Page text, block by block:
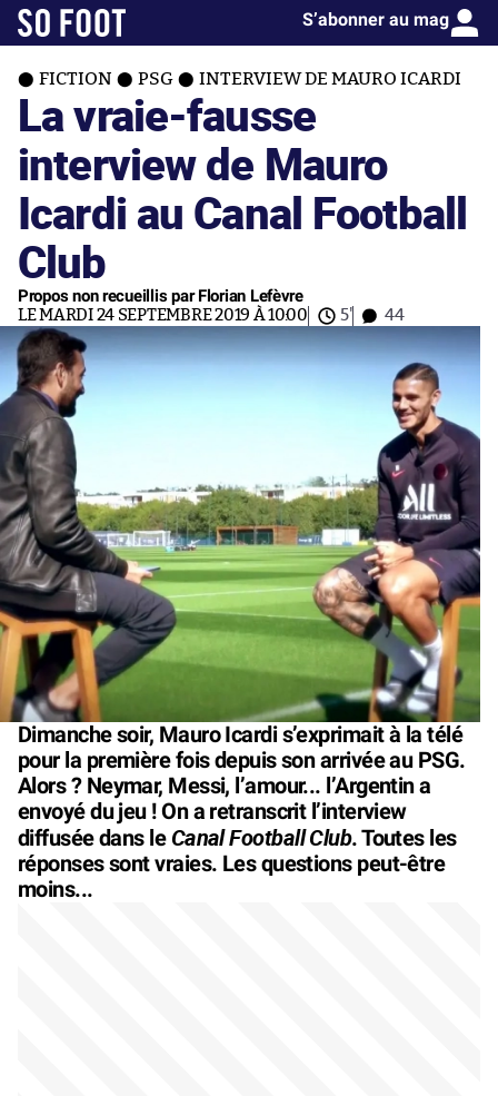
S’abonner au mag
FICTION PSG INTERVIEW DE MAURO ICARDI
La vraie-fausse
interview de Mauro
Icardi au Canal Football
Club
Propos non recueillis par Florian Lefèvre
LE MARDI 24 SEPTEMBRE 2019 À 10:00 5' 44
Dimanche soir, Mauro Icardi s’exprimait à la télé
pour la première fois depuis son arrivée au PSG.
Alors ? Neymar, Messi, l’amour... l’Argentin a
envoyé du jeu ! On a retranscrit l’interview
diffusée dans le Canal Football Club. Toutes les
réponses sont vraies. Les questions peut-être
moins...